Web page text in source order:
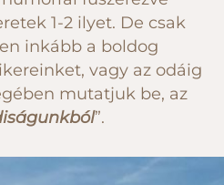
1-2 ilyet. De csak
inkább a boldog
vagy az odáig
mutatjuk be, az
”.